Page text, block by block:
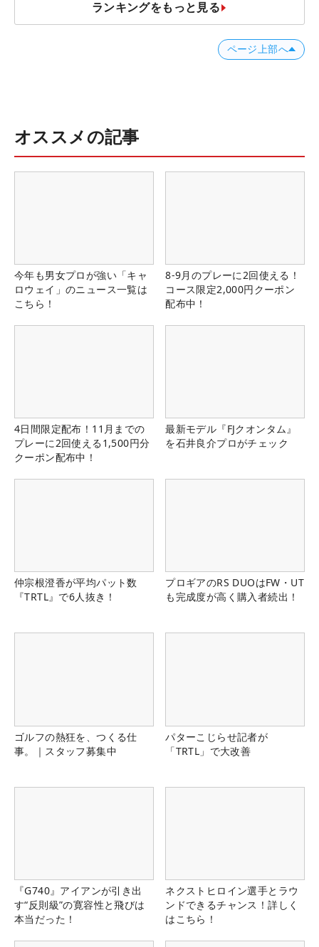
ランキングをもっと見る
ページ上部へ
オススメの記事
今年も男女プロが強い「キャ
ロウェイ」のニュース一覧は
こちら！
8-9月のプレーに2回使える！
コース限定2,000円クーポン
配布中！
4日間限定配布！11月までの
プレーに2回使える1,500円分
クーポン配布中！
最新モデル『FJクオンタム』
を石井良介プロがチェック
仲宗根澄香が平均パット数
『TRTL』で6人抜き！
プロギアのRS DUOはFW・UT
も完成度が高く購入者続出！
ゴルフの熱狂を、つくる仕
事。｜スタッフ募集中
パターこじらせ記者が
「TRTL」で大改善
『G740』アイアンが引き出
す“反則級”の寛容性と飛びは
本当だった！
ネクストヒロイン選手とラウ
ンドできるチャンス！詳しく
はこちら！